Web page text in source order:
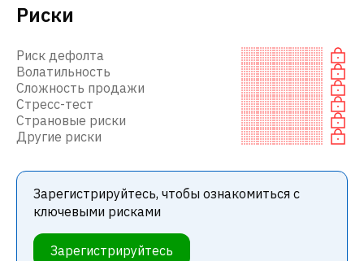
Риски
Риск дефолта
Волатильность
Сложность продажи
Стресс-тест
Страновые риски
Другие риски
Зарегистрируйтесь, чтобы ознакомиться с
ключевыми рисками
Зарегистрируйтесь